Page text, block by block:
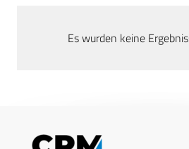
Es wurden keine